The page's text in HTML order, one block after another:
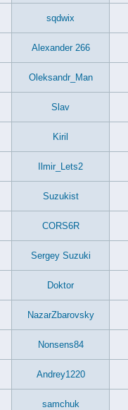
sqdwix
Alexander 266
Oleksandr_Man
Slav
Kiril
Ilmir_Lets2
Suzukist
CORS6R
Sergey Suzuki
Doktor
NazarZbarovsky
Nonsens84
Andrey1220
samchuk